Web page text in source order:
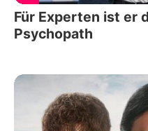
Für Experten ist er
Psychopath